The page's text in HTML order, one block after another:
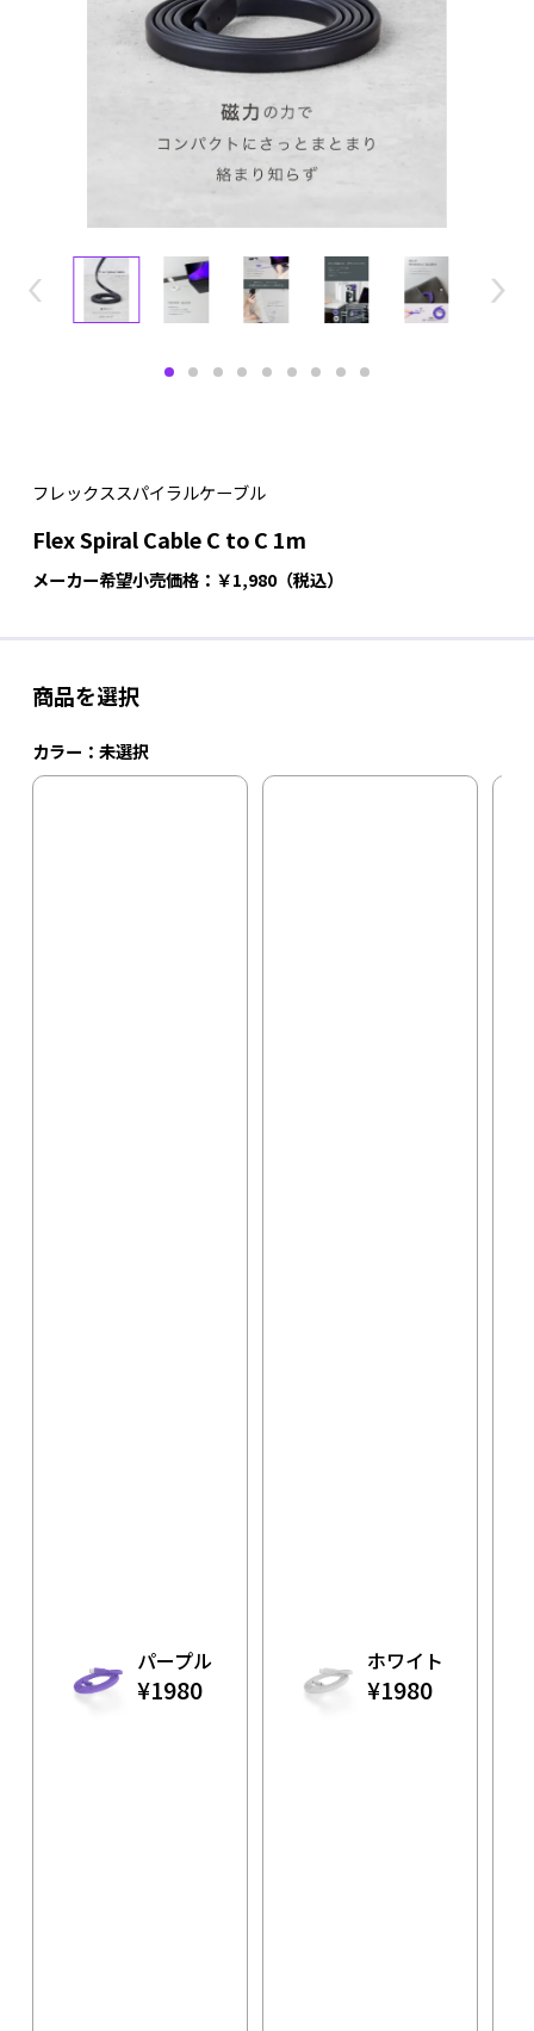
フレックススパイラルケーブル
Flex Spiral Cable C to C 1m
メーカー希望小売価格：￥1,980（税込）
商品を選択
カラー： 未選択
パープル
¥1980
ホワイト
¥1980